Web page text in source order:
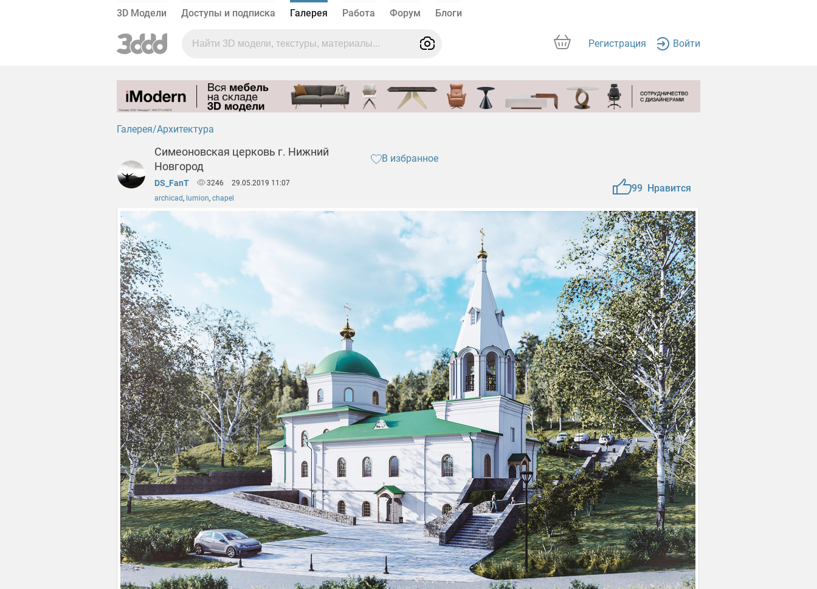
3D Модели Доступы и подписка Галерея Работа Форум Блоги
Регистрация Войти
Галерея Архитектура
Симеоновская церковь г. Нижний
Новгород
В избранное
DS_FanT 3246
29.05.2019 11:07
archicad, lumion, chapel
99 Нравится